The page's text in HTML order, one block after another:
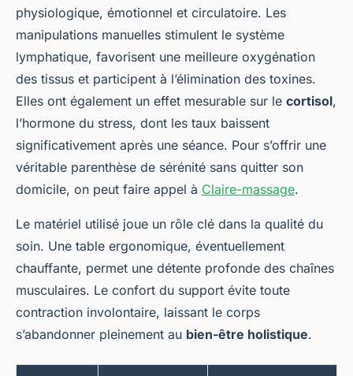
physiologique, émotionnel et circulatoire. Les
manipulations manuelles stimulent le système
lymphatique, favorisent une meilleure oxygénation
des tissus et participent à l’élimination des toxines.
Elles ont également un effet mesurable sur le cortisol,
l’hormone du stress, dont les taux baissent
significativement après une séance. Pour s’offrir une
véritable parenthèse de sérénité sans quitter son
domicile, on peut faire appel à Claire-massage.
Le matériel utilisé joue un rôle clé dans la qualité du
soin. Une table ergonomique, éventuellement
chauffante, permet une détente profonde des chaînes
musculaires. Le confort du support évite toute
contraction involontaire, laissant le corps
s’abandonner pleinement au bien-être holistique.